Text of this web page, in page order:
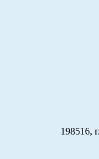
198516,